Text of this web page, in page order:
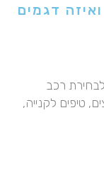
דגמים
רכב
טיפים לקנייה,